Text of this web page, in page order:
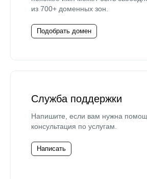
из 700+ доменных зон.
Подобрать домен
Служба поддержки
Напишите, если вам нужна
консультация по услугам.
Написать